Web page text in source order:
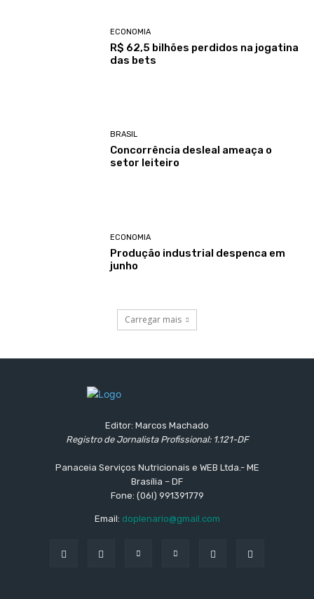
ECONOMIA
R$ 62,5 bilhões perdidos na jogatina
das bets
BRASIL
Concorrência desleal ameaça o
setor leiteiro
ECONOMIA
Produção industrial despenca em
junho
Carregar mais
Editor: Marcos Machado
Registro de Jornalista Profissional: 1.121-DF
Panaceia Serviços Nutricionais e WEB Ltda.- ME
Brasília – DF
Fone: (06l) 991391779
Email: doplenario@gmail.com